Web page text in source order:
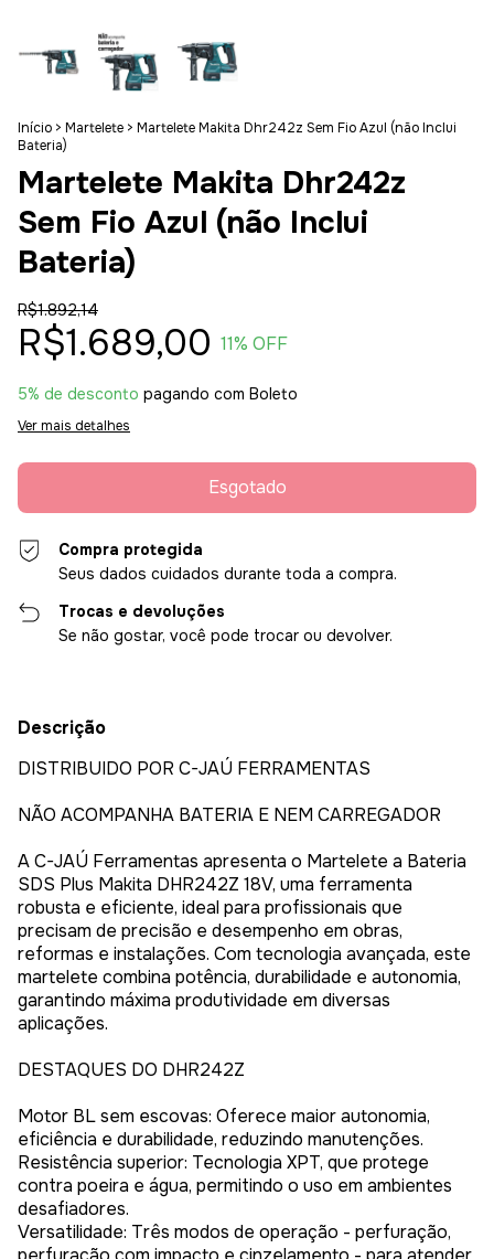
Início > Martelete > Martelete Makita Dhr242z Sem Fio Azul (não Inclui
Bateria)
Martelete Makita Dhr242z
Sem Fio Azul (não Inclui
Bateria)
R$1.892,14
R$1.689,00 11% OFF
5% de desconto pagando com Boleto
Ver mais detalhes
Compra protegida
Seus dados cuidados durante toda a compra.
Trocas e devoluções
Se não gostar, você pode trocar ou devolver.
Descrição
DISTRIBUIDO POR C-JAÚ FERRAMENTAS
NÃO ACOMPANHA BATERIA E NEM CARREGADOR
A C-JAÚ Ferramentas apresenta o Martelete a Bateria
SDS Plus Makita DHR242Z 18V, uma ferramenta
robusta e eficiente, ideal para profissionais que
precisam de precisão e desempenho em obras,
reformas e instalações. Com tecnologia avançada, este
martelete combina potência, durabilidade e autonomia,
garantindo máxima produtividade em diversas
aplicações.
DESTAQUES DO DHR242Z
Motor BL sem escovas: Oferece maior autonomia,
eficiência e durabilidade, reduzindo manutenções.
Resistência superior: Tecnologia XPT, que protege
contra poeira e água, permitindo o uso em ambientes
desafiadores.
Versatilidade: Três modos de operação - perfuração,